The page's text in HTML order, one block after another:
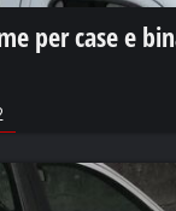
per case e